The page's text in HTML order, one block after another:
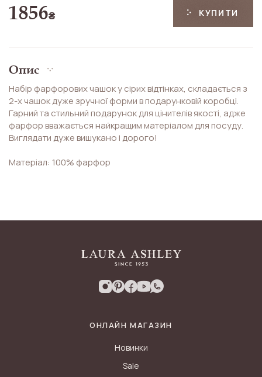
1856₴ КУПИТИ
Опис
Набір фарфорових чашок у сірих відтінках, складається з
2-х чашок дуже зручної форми в подарунковій коробці.
Гарний та стильний подарунок для цінителів якості, адже
фарфор вважається найкращим матеріалом для посуду.
Виглядати дуже вишукано і дорого!
Матеріал: 100% фарфор
ОНЛАЙН МАГАЗИН
Новинки
Sale